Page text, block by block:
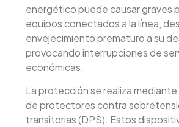
energético puede causar graves
equipos conectados a la línea,
envejecimiento prematuro a su
provocando interrupciones de
económicas.
La protección se realiza mediante
de protectores contra
transitorias (DPS). Estos